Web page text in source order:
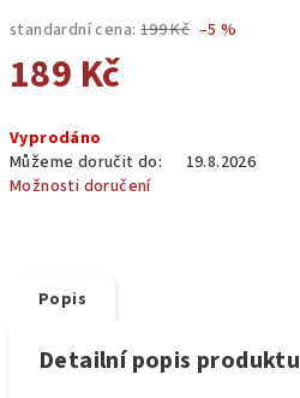
standardní cena: 199 Kč –5 %
189 Kč
cena:
Vyprodáno
Můžeme doručit do:
19.8.2026
Možnosti doručení
Popis
Detailní popis produktu